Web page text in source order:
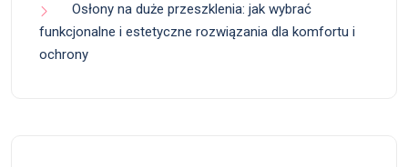
Osłony na duże przeszklenia: jak wybrać
funkcjonalne i estetyczne rozwiązania dla komfortu i
ochrony